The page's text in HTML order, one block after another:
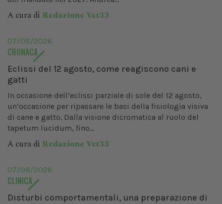
A cura di Redazione Vet33
07/08/2026
CRONACA
Eclissi del 12 agosto, come reagiscono cani e
gatti
In occasione dell’eclissi parziale di sole del 12 agosto,
un’occasione per ripassare le basi della fisiologia visiva
di cane e gatto. Dalla visione dicromatica al ruolo del
tapetum lucidum, fino...
A cura di Redazione Vet33
07/08/2026
CLINICA
Disturbi comportamentali, una preparazione di